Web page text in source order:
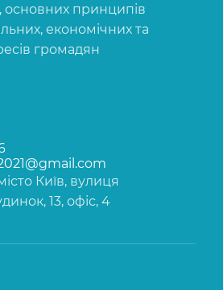
основних принципів
економічних та
громадян
Київ, вулиця
13, офіс, 4